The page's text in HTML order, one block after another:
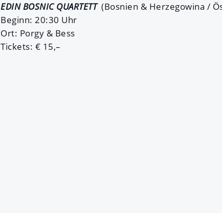
EDIN BOSNIC QUARTETT(Bosnien & Herzegowina /
Beginn: 20:30 Uhr
Ort: Porgy & Bess
Tickets: € 15,–